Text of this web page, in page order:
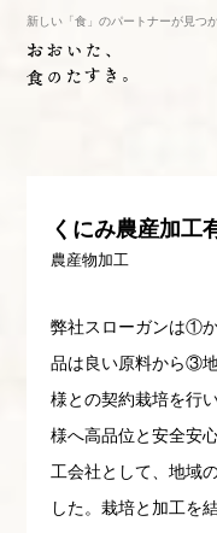
新しい「食」のパートナーが見つか
くにみ農産加工
農産物加工
弊社スローガンは①
品は良い原料から③
様との契約栽培を行
様へ高品位と安全安
工会社として、地域
した。栽培と加工を